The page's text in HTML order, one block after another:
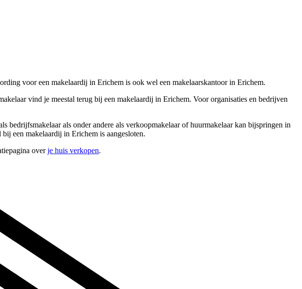
voor een makelaardij in Erichem is ook wel een makelaarskantoor in Erichem.
vind je meestal terug bij een makelaardij in Erichem. Voor organisaties en bedrijven
bedrijfsmakelaar als onder andere als verkoopmakelaar of huurmakelaar kan bijspringen in
een makelaardij in Erichem is aangesloten.
overje huis verkopen.